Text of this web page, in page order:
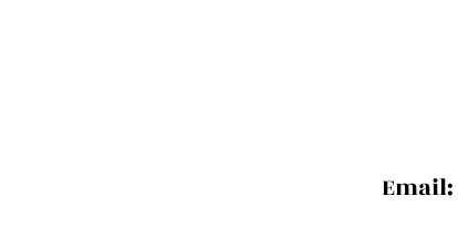
Email: